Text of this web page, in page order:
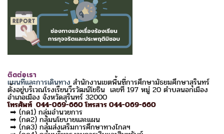
ติดต่อเรา
แผนที่และการเดินทาง สำนักงานเขตพื้นที่การศึกษามัธยมศึกษาสุรินทร์
ตั้งอยู่บริเวณโรงเรียนวีรวัฒน์โยธิน เลขที่ 197 หมู่ 20 ตำบลนอกเมือง
อำเภอเมือง จังหวัดสุรินทร์ 32000
โทรศัพท์ 044-069-660 โทรสาร 044-069-660
➡ (กด1) กลุ่มอำนวยการ
➡ (กด2) กลุ่มนโยบายและแผน
➡ (กด3) กลุ่มส่งเสริมการศึกษาทางไกลฯ